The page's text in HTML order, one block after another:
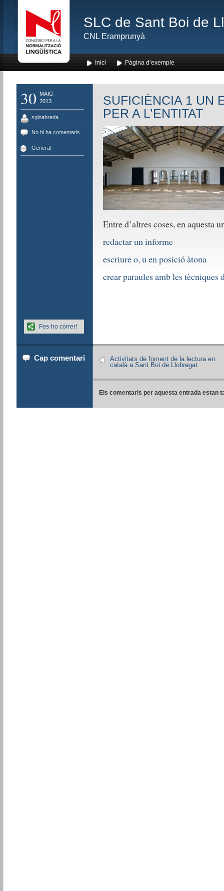
SLC de Sant Boi de
CNL Eramprunyà
Inici Pàgina d’exemple
30
MAIG
2013
sginabreda
No hi ha comentaris
General
SUFICIÈNCIA 1 UN
PER A L’ENTITAT
Entre d’altres coses, en aquesta
redactar un informe
escriure o, u en posició àtona
crear paraules amb les tècniques
Fes-ho córrer!
Cap comentari
Activitats de foment de la lectura en
català a Sant Boi de Llobregat
Els comentaris per aquesta entrada estan